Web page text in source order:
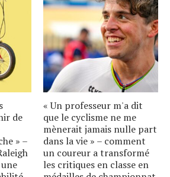
de
» –
« Un professeur m'a dit
que le cyclisme ne me
mènerait jamais nulle part
dans la vie » – comment
un coureur a transformé
les critiques en classe en